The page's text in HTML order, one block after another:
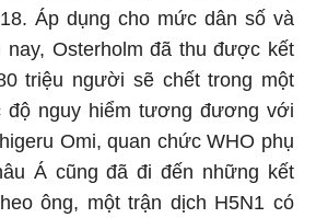
Áp dụng cho mức dân số và
Osterholm đã thu được kết
triệu người sẽ chết trong một
độ nguy hiểm tương đương với
Omi, quan chức WHO phụ
Á cũng đã đi đến những kết
ông, một trận dịch H5N1 có